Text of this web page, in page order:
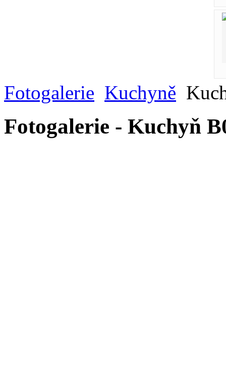
Fotogalerie Kuchyně
Fotogalerie - Kuchyň